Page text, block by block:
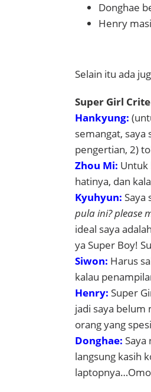
Donghae
Henry
Selain itu ada
Super Girl
Hankyung:
semangat, saya
pengertian, 2)
Zhou Mi: Untuk
hatinya, dan
Kyuhyun: Saya
pula ini? please
ideal saya
ya Super Boy!
Siwon: Harus
kalau
Henry: Super
jadi saya
orang yang
Donghae:
langsung kasih